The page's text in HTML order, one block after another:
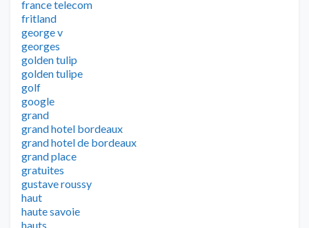
france telecom
fritland
george v
georges
golden tulip
golden tulipe
golf
google
grand
grand hotel bordeaux
grand hotel de bordeaux
grand place
gratuites
gustave roussy
haut
haute savoie
hauts